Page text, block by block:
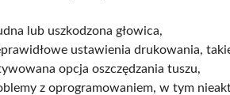
lub uszkodzona głowica,
ustawienia drukowania,
opcja oszczędzania tuszu,
z oprogramowaniem, w tym